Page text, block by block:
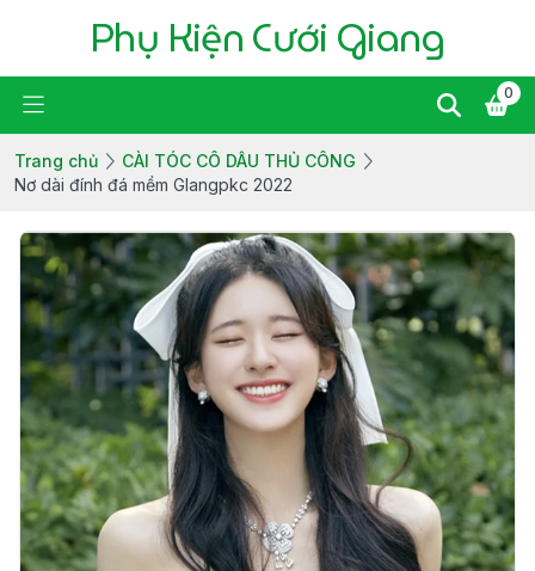
Phụ Kiện Cưới Giang
0
Trang chủ
CÀI TÓC CÔ DÂU THỦ CÔNG
Nơ dài đính đá mềm GIangpkc 2022